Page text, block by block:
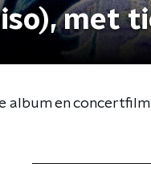
met
album en